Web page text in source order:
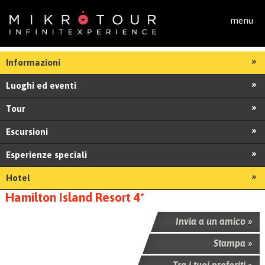
menu
Informazioni
Luoghi ed eventi
Tour
Escursioni
Esperienze speciali
Hotel
Hamilton Island Resort 4*
Invia a un amico »
Stampa »